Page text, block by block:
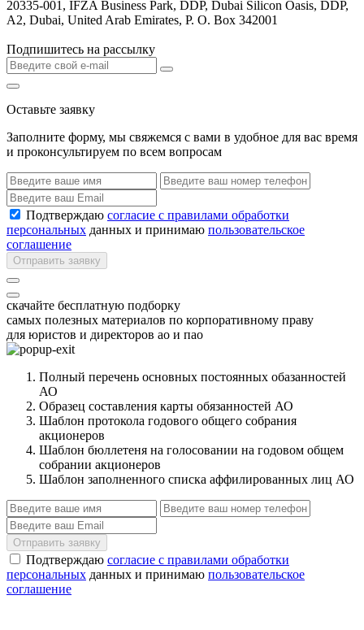
20335-001, IFZA Business Park, DDP, Dubai Silicon Oasis, DDP,
A2, Dubai, United Arab Emirates, P. O. Box 342001
Подпишитесь на рассылку
Оставьте заявку
Заполните форму, мы свяжемся с вами в удобное для вас время
и проконсультируем по всем вопросам
Подтверждаю согласие с правилами обработки
персональных данных и принимаю пользовательское
соглашение
Отправить заявку
скачайте бесплатную подборку
самых полезных материалов по корпоративному праву
для юристов и директоров ао и пао
Полный перечень основных постоянных обазанностей
АО
Образец составления карты обязанностей АО
Шаблон протокола годового общего собрания
акционеров
Шаблон бюллетеня на голосовании на годовом общем
собрании акционеров
Шаблон заполненного списка аффилированных лиц АО
Отправить заявку
Подтверждаю согласие с правилами обработки
персональных данных и принимаю пользовательское
соглашение